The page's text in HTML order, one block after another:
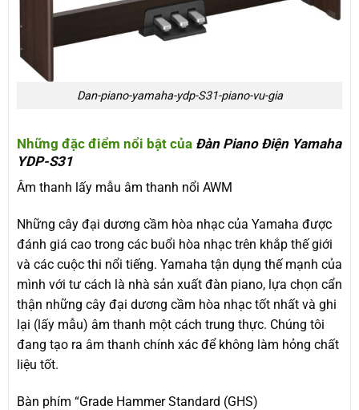
Dan-piano-yamaha-ydp-S31-piano-vu-gia
Những đặc điểm nổi bật của Đàn Piano Điện Yamaha
YDP-S31
Âm thanh lấy mẫu âm thanh nổi AWM
Những cây đại dương cầm hòa nhạc của Yamaha được
đánh giá cao trong các buổi hòa nhạc trên khắp thế giới
và các cuộc thi nổi tiếng. Yamaha tận dụng thế mạnh của
mình với tư cách là nhà sản xuất đàn piano, lựa chọn cẩn
thận những cây đại dương cầm hòa nhạc tốt nhất và ghi
lại (lấy mẫu) âm thanh một cách trung thực. Chúng tôi
đang tạo ra âm thanh chính xác để không làm hỏng chất
liệu tốt.
Bàn phím “Grade Hammer Standard (GHS)